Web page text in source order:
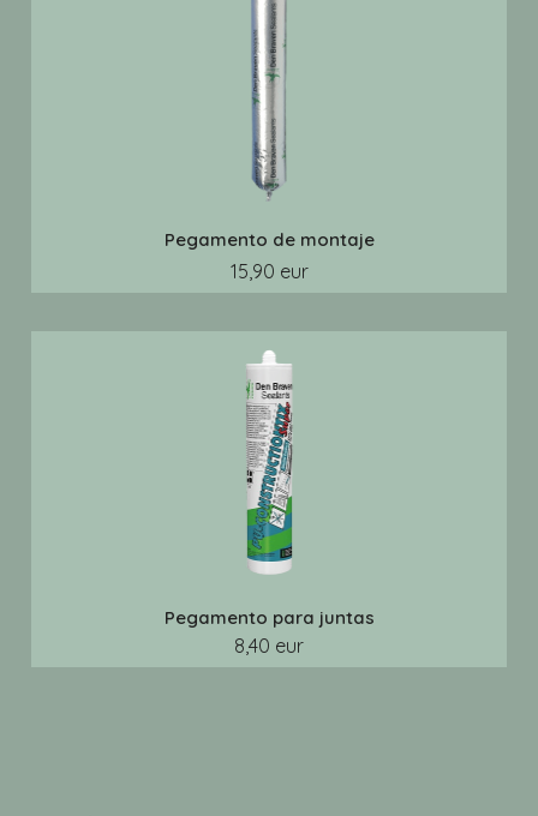
Pegamento de montaje
15,90 eur
Pegamento para juntas
8,40 eur